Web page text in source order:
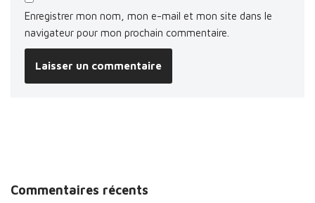
Enregistrer mon nom, mon e-mail et mon site dans le
navigateur pour mon prochain commentaire.
Commentaires récents